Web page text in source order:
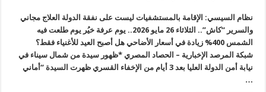
نظام السيسي: الإقامة بالمستشفيات ليست على نفقة الدولة العلاج مجاني
والسرير “كاش”.. الثلاثاء 26 مايو 2026.. يوم عرفة خيُر يوم طلعت فيه
الشمس 400% زيادة في أسعار الأضاحي هل أصبح العيد للأغنياء فقط؟
شبكة المرصد الإخبارية – الحصاد المصري *ظهور سيدة من شمال سيناء في
نيابة أمن الدولة العليا بعد 3 أيام من الإخفاء القسري ظهرت السيدة “أماني
…